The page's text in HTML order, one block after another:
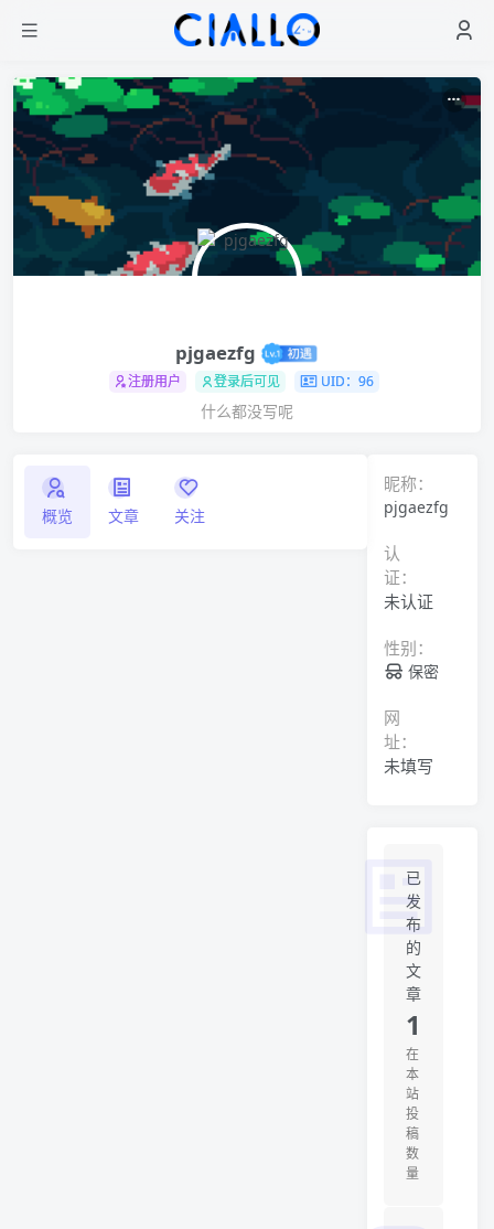
pjgaezfg
注册用户 登录后可见 UID：96
什么都没写呢
概览 文章 关注
昵称：
pjgaezfg
认
证：
未认证
性别：
保密
网
址：
未填写
已
发
布
的
文
章
1
在
本
站
投
稿
数
量